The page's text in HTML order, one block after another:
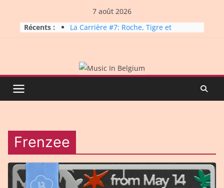
content
7 août 2026
Récents :
La Carrière #7: Roche, Tigre et
Micro Festival #16, maxi line-
up
Frenzee